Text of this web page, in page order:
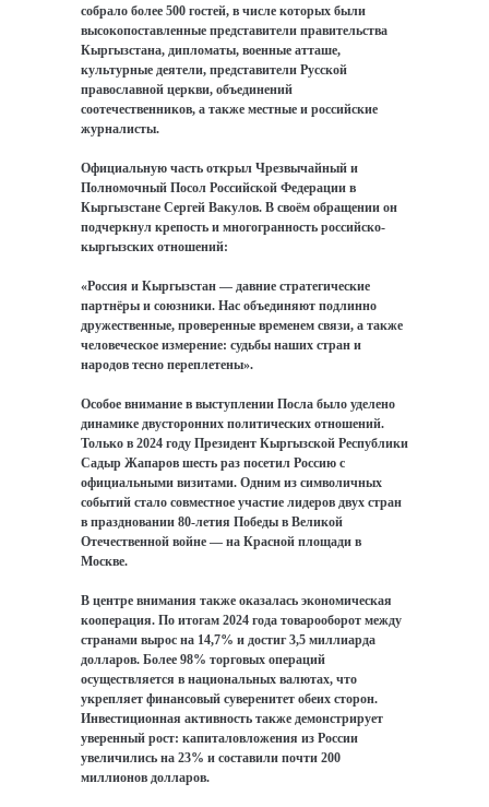
собрало более 500 гостей, в числе которых были
высокопоставленные представители правительства
Кыргызстана, дипломаты, военные атташе,
культурные деятели, представители Русской
православной церкви, объединений
соотечественников, а также местные и российские
журналисты.
Официальную часть открыл Чрезвычайный и
Полномочный Посол Российской Федерации в
Кыргызстане Сергей Вакулов. В своём обращении он
подчеркнул крепость и многогранность российско-
кыргызских отношений:
«Россия и Кыргызстан — давние стратегические
партнёры и союзники. Нас объединяют подлинно
дружественные, проверенные временем связи, а также
человеческое измерение: судьбы наших стран и
народов тесно переплетены».
Особое внимание в выступлении Посла было уделено
динамике двусторонних политических отношений.
Только в 2024 году Президент Кыргызской Республики
Садыр Жапаров шесть раз посетил Россию с
официальными визитами. Одним из символичных
событий стало совместное участие лидеров двух стран
в праздновании 80-летия Победы в Великой
Отечественной войне — на Красной площади в
Москве.
В центре внимания также оказалась экономическая
кооперация. По итогам 2024 года товарооборот между
странами вырос на 14,7% и достиг 3,5 миллиарда
долларов. Более 98% торговых операций
осуществляется в национальных валютах, что
укрепляет финансовый суверенитет обеих сторон.
Инвестиционная активность также демонстрирует
уверенный рост: капиталовложения из России
увеличились на 23% и составили почти 200
миллионов долларов.